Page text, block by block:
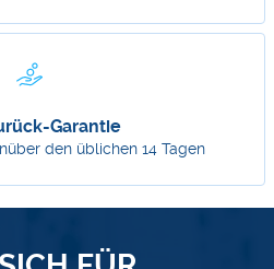
Garantie
den üblichen 14 Tagen